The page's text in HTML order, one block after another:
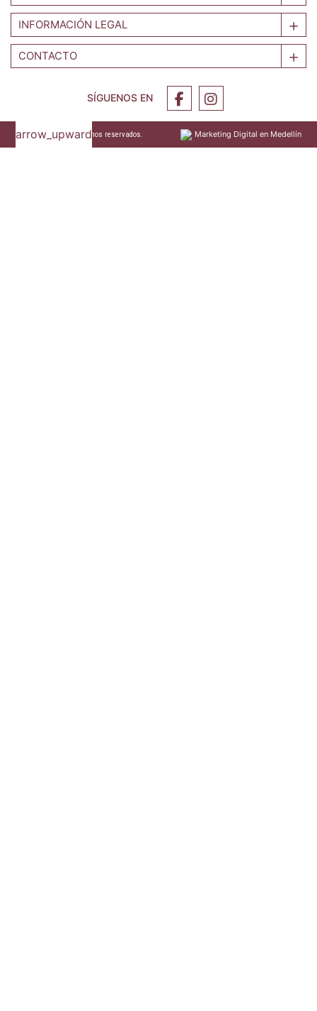
SÍGUENOS EN
INFORMACIÓN LEGAL
CONTACTO
2026 © Todos los Derechos reservados.
arrow_upward Marketing Digital en Medellín